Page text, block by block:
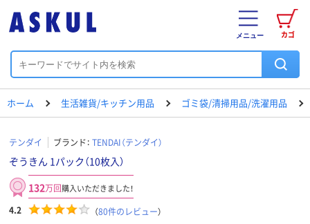
カゴ
メニュー
ホーム 生活雑貨/キッチン用品 ゴミ袋/清掃用品/洗濯用品
テンダイ ブランド： TENDAI（テンダイ）
ぞうきん 1パック（10枚入）
132万回購入いただきました！
4.2 （80件のレビュー）